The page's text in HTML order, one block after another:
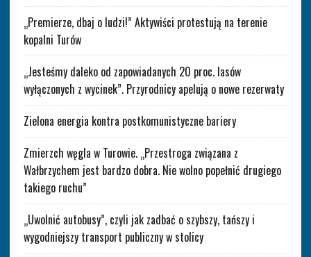
„Premierze, dbaj o ludzi!” Aktywiści protestują na terenie
kopalni Turów
„Jesteśmy daleko od zapowiadanych 20 proc. lasów
wyłączonych z wycinek”. Przyrodnicy apelują o nowe rezerwaty
Zielona energia kontra postkomunistyczne bariery
Zmierzch węgla w Turowie. „Przestroga związana z
Wałbrzychem jest bardzo dobra. Nie wolno popełnić drugiego
takiego ruchu”
„Uwolnić autobusy”, czyli jak zadbać o szybszy, tańszy i
wygodniejszy transport publiczny w stolicy